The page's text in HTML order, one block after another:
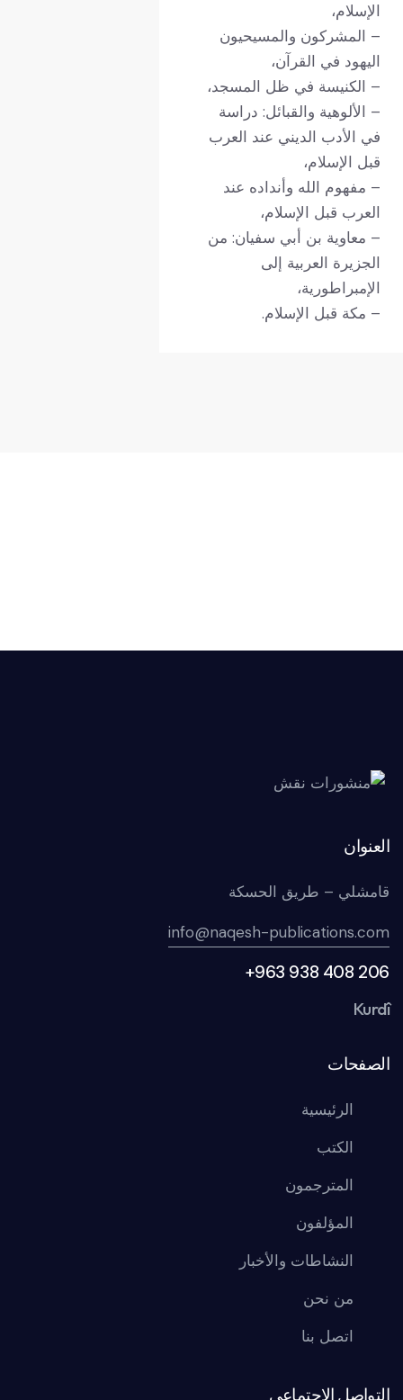
الإسلام،
– المشركون والمسيحيون
اليهود في القرآن،
– الكنيسة في ظل المسجد،
– الألوهية والقبائل: دراسة
في الأدب الديني عند العرب
قبل الإسلام،
– مفهوم الله وأنداده عند
العرب قبل الإسلام،
– معاوية بن أبي سفيان: من
الجزيرة العربية إلى
الإمبراطورية،
– مكة قبل الإسلام.
العنوان
قامشلي – طريق الحسكة
info@naqesh-publications.com
+963 938 408 206
Kurdî
الصفحات
الرئيسية
الكتب
المترجمون
المؤلفون
النشاطات والأخبار
من نحن
اتصل بنا
التواصل الاجتماعي